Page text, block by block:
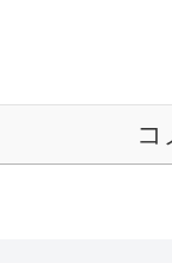
コ